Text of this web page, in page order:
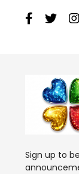
Sign up to